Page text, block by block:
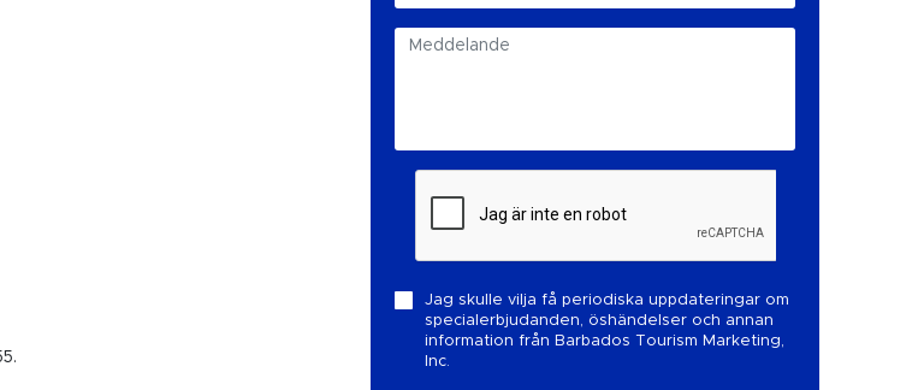
Jag skulle vilja få periodiska uppdateringar om
specialerbjudanden, öshändelser och annan
information från Barbados Tourism Marketing,
Inc.